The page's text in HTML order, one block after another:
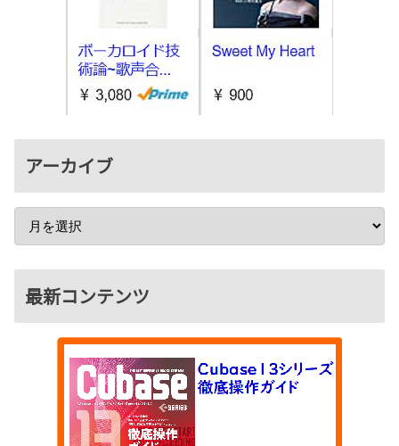
アーカイブ
最新コンテンツ